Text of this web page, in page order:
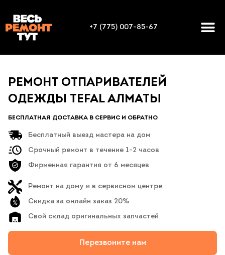
+7 (775) 007-85-67
РЕМОНТ ОТПАРИВАТЕЛЕЙ
ОДЕЖДЫ TEFAL АЛМАТЫ
БЕСПЛАТНАЯ ДОСТАВКА В СЕРВИС И ОБРАТНО
Бесплатный выезд мастера на дом
Срочный ремонт в течение 1-2 часов
Фирменная гарантия от 6 месяцев
Ремонт на дому и в сервисном центре
Скидка за онлайн заказ 20%
Свой склад оригинальных запчастей
Перезвоните нам